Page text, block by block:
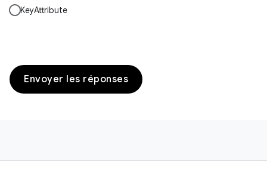
KeyAttribute
Envoyer les réponses